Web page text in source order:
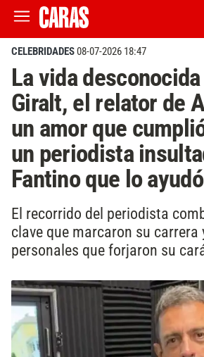
CELEBRIDADES08-07-2026 18:47
La vida
Giralt, el relator de
un amor que
un periodista
Fantino que lo ayudó
El recorrido del periodista
clave que marcaron su carrera
personales que forjaron su